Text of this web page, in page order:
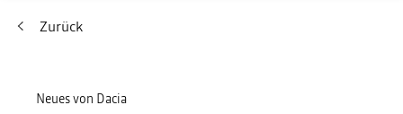
Zurück
Neues von Dacia